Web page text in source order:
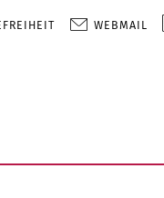
WEBMAIL